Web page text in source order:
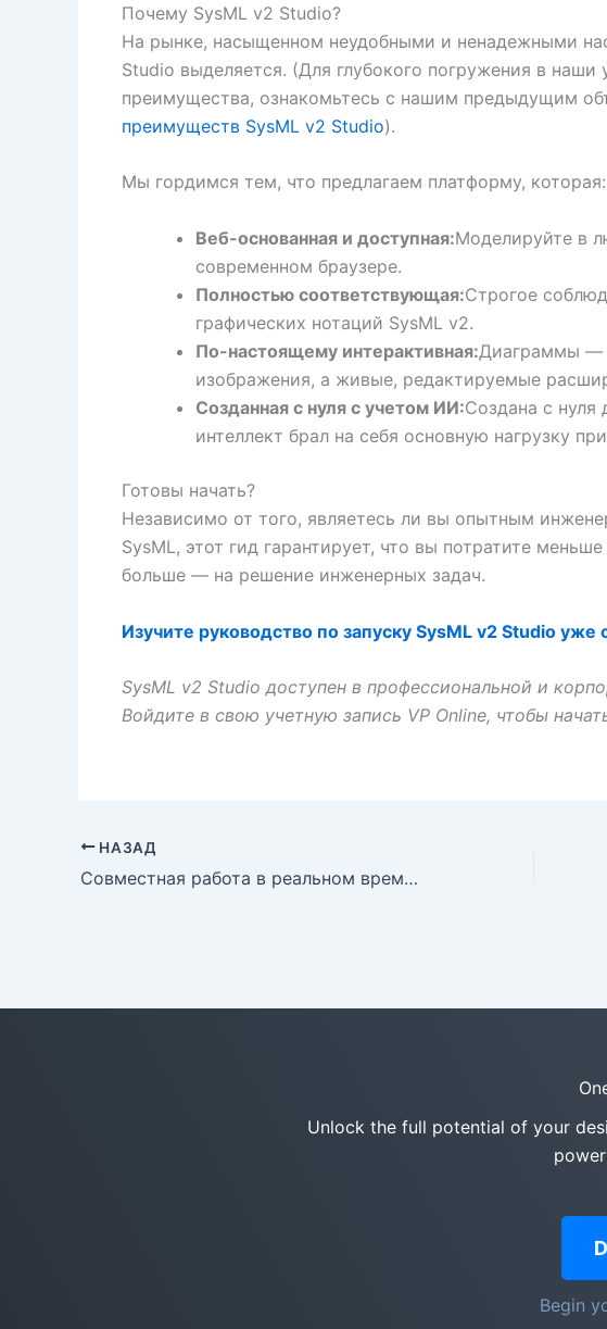
Почему SysML v2 Studio?
На рынке, насыщенном неудобными и ненадежными
Studio выделяется. (Для глубокого погружения в наши
преимущества, ознакомьтесь с нашим предыдущим
преимуществ SysML v2 Studio).
Мы гордимся тем, что предлагаем платформу, которая:
Веб-основанная и доступная:Моделируйте в
современном браузере.
Полностью соответствующая:Строгое
графических нотаций SysML v2.
По-настоящему интерактивная:Диаграммы —
изображения, а живые, редактируемые
Созданная с нуля с учетом ИИ:Создана с нуля
интеллект брал на себя основную нагрузку
Готовы начать?
Независимо от того, являетесь ли вы опытным
SysML, этот гид гарантирует, что вы потратите
больше — на решение инженерных задач.
Изучите руководство по запуску SysML v2 Studio уже
SysML v2 Studio доступен в профессиональной и
Войдите в свою учетную запись VP Online, чтобы
НАЗАД
Совместная работа в реальном времени переосмыслена: представляем улучшенную синхронизацию команды в Visual Paradigm OpenDocs
Unlock the full potential of your
Begin